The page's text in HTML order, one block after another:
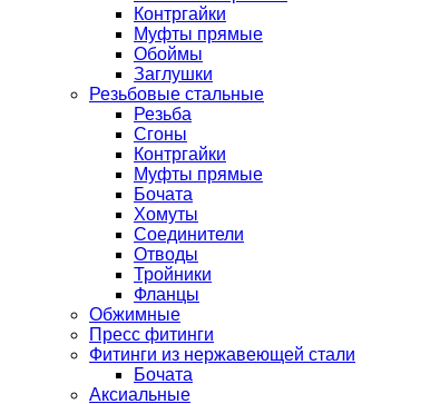
Контргайки
Муфты прямые
Обоймы
Заглушки
Резьбовые стальные
Резьба
Сгоны
Контргайки
Муфты прямые
Бочата
Хомуты
Соединители
Отводы
Тройники
Фланцы
Обжимные
Пресс фитинги
Фитинги из нержавеющей стали
Бочата
Аксиальные